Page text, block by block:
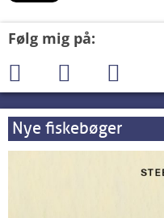
Følg mig på:
Nye fiskebøger